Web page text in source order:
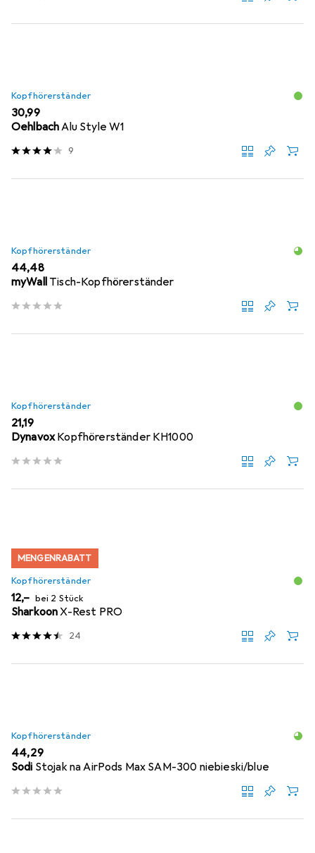
Kopfhörerständer
EUR
30,99
OehlbachAlu Style W1
9
Kopfhörerständer
EUR
44,48
myWall Tisch-Kopfhörerständer
Kopfhörerständer
EUR
21,19
DynavoxKopfhörerständer KH1000
MENGENRABATT
Kopfhörerständer
EUR
12,– bei 2 Stück
SharkoonX-Rest PRO
24
Kopfhörerständer
EUR
44,29
Sodi Stojak na AirPods Max SAM-300 niebieski/blue